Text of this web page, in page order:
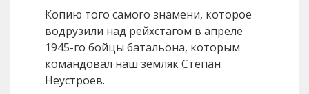
Копию того самого знамени, которое
водрузили над рейхстагом в апреле
1945-го бойцы батальона, которым
командовал наш земляк Степан
Неустроев.